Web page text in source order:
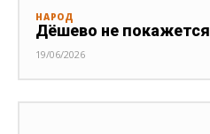
НАРОД
Дёшево не покажется
19/06/2026